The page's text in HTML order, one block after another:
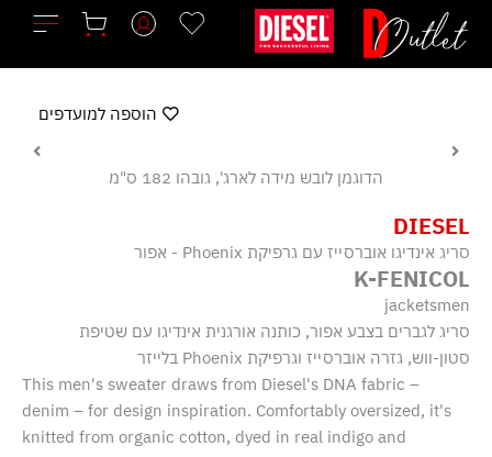
לתוכן
DIESEL
סריג אינדיגו אוברסייז עם גרפיקת Phoenix - אפור
K-FENICOL
jacketsmen
סריג לגברים בצבע אפור, כותנה אורגנית אינדיגו עם שטיפת
סטון-ווש, גזרה אוברסייז וגרפיקת Phoenix בלייזר
This men's sweater draws from Diesel's DNA fabric –
denim – for design inspiration. Comfortably oversized, it's
knitted from organic cotton, dyed in real indigo and
הוספה למועדפים
הדוגמן לובש מידה לארג', גובהו 182 ס"מ